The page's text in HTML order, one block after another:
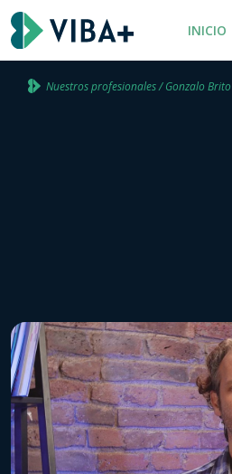
INICIO
Nuestros profesionales / Gonzalo Brito